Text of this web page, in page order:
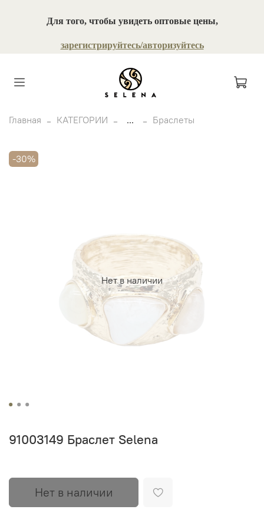
Для того, чтобы увидеть оптовые цены,
зарегистрируйтесь/авторизуйтесь
Главная КАТЕГОРИИ ... Браслеты
Нет в наличии
-30%
91003149 Браслет Selena
Нет в наличии